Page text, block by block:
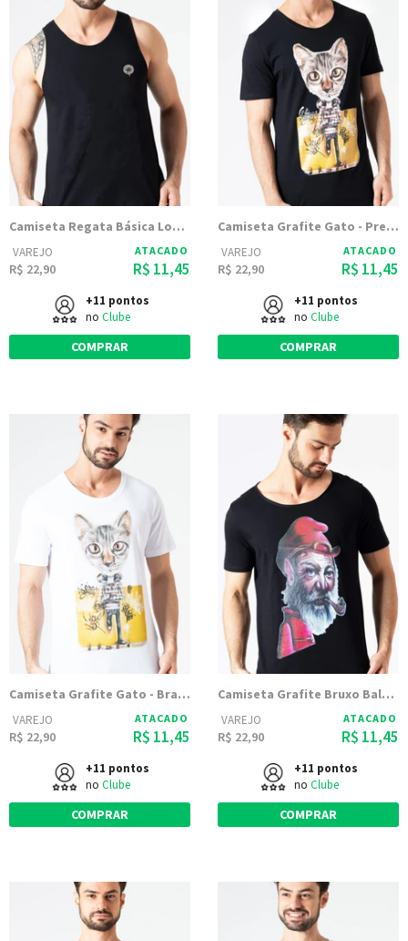
Camiseta Regata Básica Logo KSA - Preta
VAREJO
R$ 22,90
ATACADO
R$ 11,45
+11 pontos
no Clube
COMPRAR
Camiseta Grafite Gato - Preta
VAREJO
R$ 22,90
ATACADO
R$ 11,45
+11 pontos
no Clube
COMPRAR
Camiseta Grafite Gato - Branca
VAREJO
R$ 22,90
ATACADO
R$ 11,45
+11 pontos
no Clube
COMPRAR
Camiseta Grafite Bruxo Balzak - Preta
VAREJO
R$ 22,90
ATACADO
R$ 11,45
+11 pontos
no Clube
COMPRAR